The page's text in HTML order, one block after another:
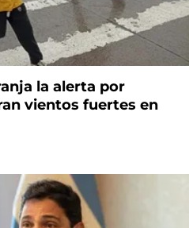
la alerta por
vientos fuertes en